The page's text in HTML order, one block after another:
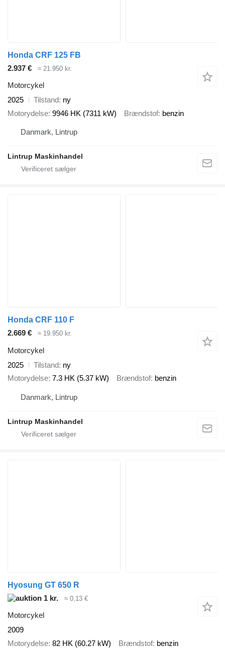
Honda CRF 125 FB
2.937 €
≈ 21.950 kr.
Motorcykel
2025
Tilstand ny
Motorydelse 9946 HK (7311 kW) Brændstof benzin
Danmark, Lintrup
Lintrup Maskinhandel
Honda CRF 110 F
2.669 €
≈ 19.950 kr.
Motorcykel
2025
Tilstand ny
Motorydelse 7.3 HK (5.37 kW) Brændstof benzin
Danmark, Lintrup
Lintrup Maskinhandel
Hyosung GT 650 R
1 kr.
≈ 0,13 €
Motorcykel
2009
Motorydelse 82 HK (60.27 kW) Brændstof benzin